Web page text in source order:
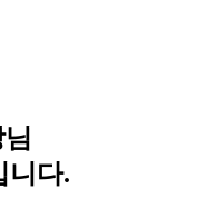
니다.